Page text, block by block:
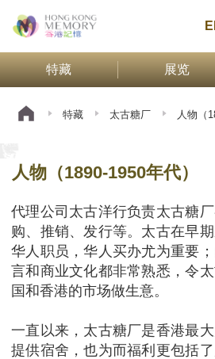
特藏 展览
特藏 太古糖厂 人物（
人物（1890-1950年代）
代理公司太古洋行负责太古糖
购、推销、发行等。太古在早
华人职员，华人买办尤为重要
言和商业文化都非常熟悉，令
国和香港的市场做生意。
一直以来，太古糖厂是香港最
提供宿舍，也为而福利更包括